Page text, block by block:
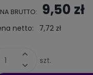
BRUTTO: 9,50 zł
netto: 7,72 zł
szt.